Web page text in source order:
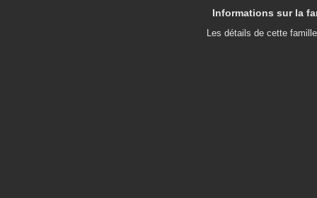
Informations sur la
Les détails de cette